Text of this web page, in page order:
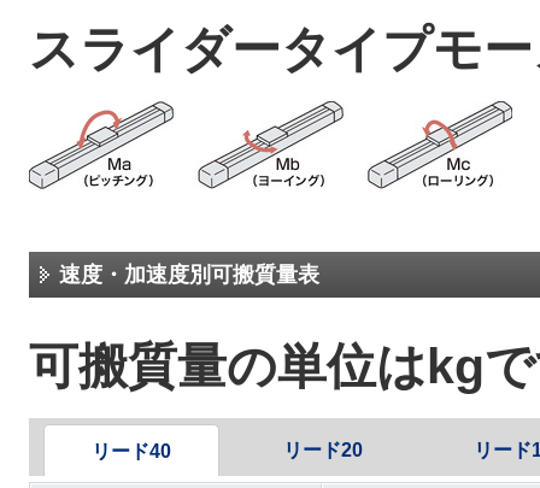
スライダータイプモ
速度・加速度別可搬質量表
可搬質量の単位はkg
リード40 リード20 リード